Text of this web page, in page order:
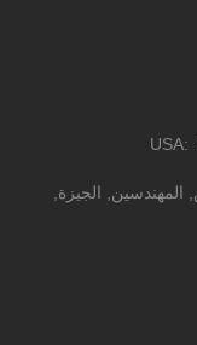
USA
المهندسين, الجيزة,